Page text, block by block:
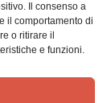
Il consenso a
il comportamento di
o ritirare il
e funzioni.